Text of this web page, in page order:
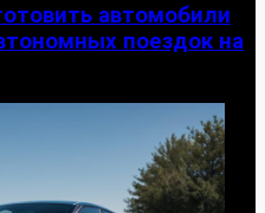
автомобили
поездок на